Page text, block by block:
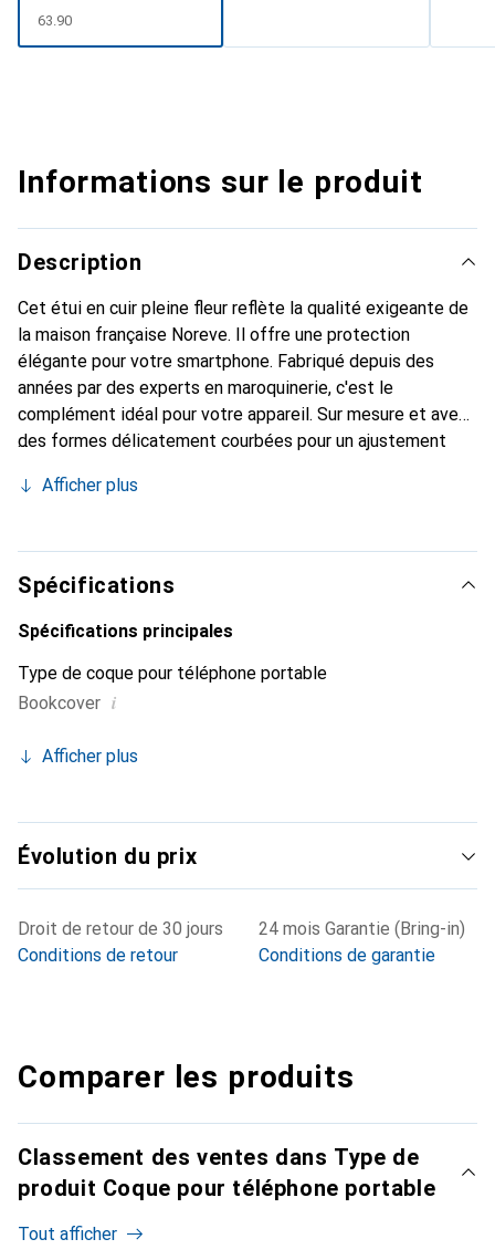
)CHF
63.90
Informations sur le produit
Description
Cet étui en cuir pleine fleur reflète la qualité exigeante de
la maison française Noreve. Il offre une protection
élégante pour votre smartphone. Fabriqué depuis des
années par des experts en maroquinerie, c'est le
complément idéal pour votre appareil. Sur mesure et avec
des formes délicatement courbées pour un ajustement
smartphone. La marque Noreve est reconnue
constitue toujours un excellent choix pour le client
exigeant.
Afficher plus
Spécifications
Spécifications principales
Type de coque pour téléphone portable
Bookcover i
Afficher plus
Évolution du prix
Droit de retour de 30 jours
Conditions de retour
24 mois Garantie (Bring-in)
Conditions de garantie
Comparer les produits
Classement des ventes dans Type de
produit Coque pour téléphone portable
Tout afficher